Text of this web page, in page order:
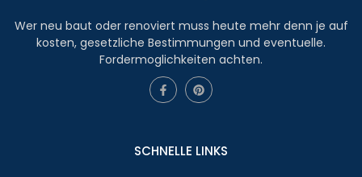
Wer neu baut oder renoviert muss heute mehr denn je auf
kosten, gesetzliche Bestimmungen und eventuelle.
Fordermoglichkeiten achten.
SCHNELLE LINKS